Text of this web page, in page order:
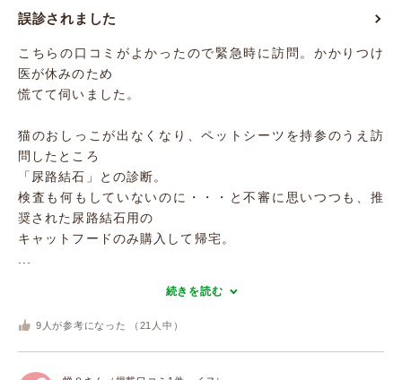
誤診されました
こちらの口コミがよかったので緊急時に訪問。かかりつけ
医が休みのため
慌てて伺いました。
猫のおしっこが出なくなり、ペットシーツを持参のうえ訪
問したところ
「尿路結石」との診断。
検査も何もしていないのに・・・と不審に思いつつも、推
奨された尿路結石用の
キャットフードのみ購入して帰宅。
続きを読む
9 人が参考になった （ 21 人中）